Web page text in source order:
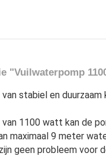
"Vuilwaterpomp
stabiel en
1100 watt kan de
maximaal 9 meter
geen probleem voor